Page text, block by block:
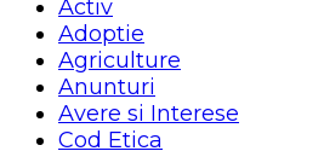
Activ
Adoptie
Agriculture
Anunturi
Avere si Interese
Cod Etica